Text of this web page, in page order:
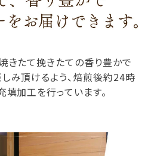
きたて挽きたての香り豊かで
み頂けるよう、焙煎後約24時
填加工を行っています。